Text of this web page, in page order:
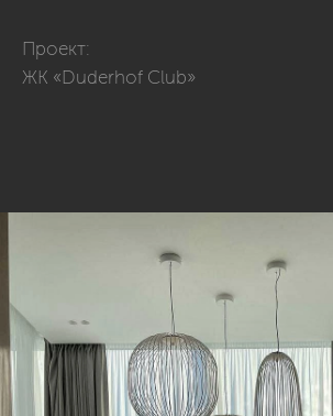
Проект:
ЖК «Duderhof Club»